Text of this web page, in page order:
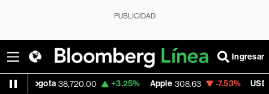
PUBLICIDAD
Ingresar
38,720.00 +3.25% Apple 308.63 -7.53% USD COP 3,152.58